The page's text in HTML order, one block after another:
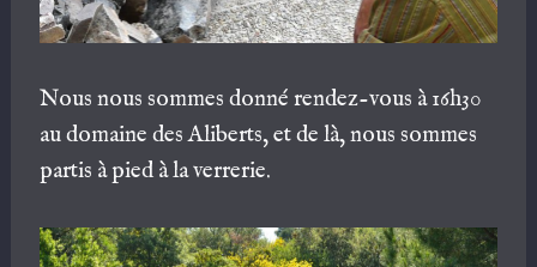
Nous nous sommes donné rendez-vous à 16h30
audomaine des Aliberts, et de là, nous sommes
partis à pied à la verrerie.